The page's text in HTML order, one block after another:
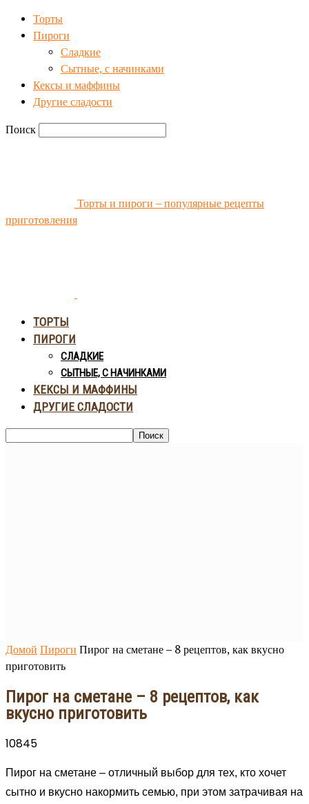
Торты
Пироги
Сладкие
Сытные, с начинками
Кексы и маффины
Другие сладости
Поиск
Торты и пироги – популярные рецепты
приготовления
ТОРТЫ
ПИРОГИ
СЛАДКИЕ
СЫТНЫЕ, С НАЧИНКАМИ
КЕКСЫ И МАФФИНЫ
ДРУГИЕ СЛАДОСТИ
Домой Пироги Пирог на сметане – 8 рецептов, как вкусно
приготовить
Пирог на сметане – 8 рецептов, как
вкусно приготовить
10845
Пирог на сметане – отличный выбор для тех, кто хочет
сытно и вкусно накормить семью, при этом затрачивая на